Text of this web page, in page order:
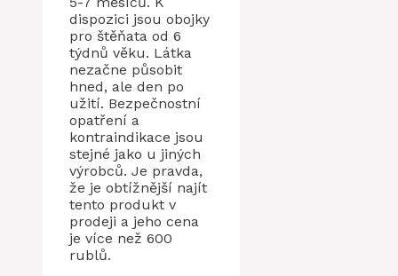
dispozici jsou obojky
pro štěňata od 6
týdnů věku. Látka
nezačne působit
hned, ale den po
užití. Bezpečnostní
opatření a
kontraindikace jsou
stejné jako u jiných
výrobců. Je pravda,
že je obtížnější najít
tento produkt v
prodeji a jeho cena
je více než 600
rublů.